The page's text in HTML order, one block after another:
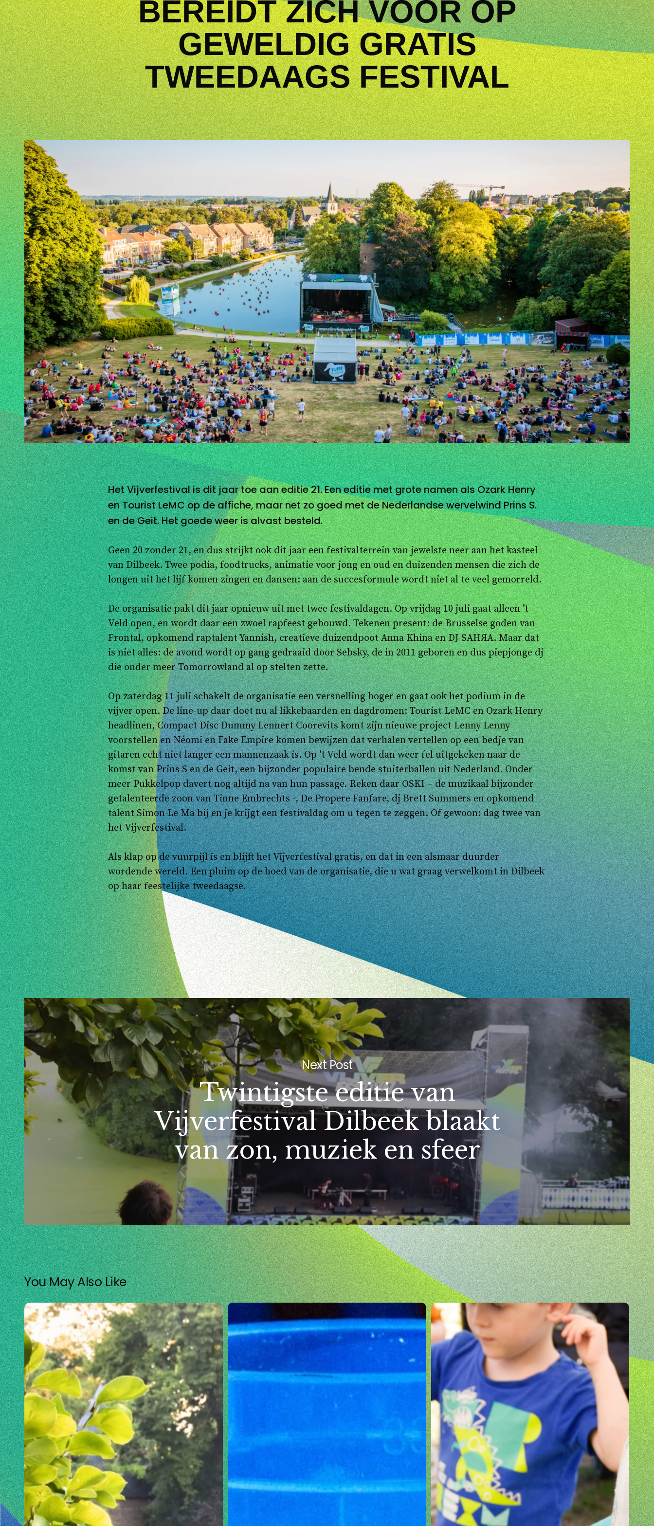
BEREIDT ZICH VOOR OP
GEWELDIG GRATIS
TWEEDAAGS FESTIVAL
Het Vijverfestival is dit jaar toe aan editie 21. Een editie met grote namen als Ozark Henry
en Tourist LeMC op de affiche, maar net zo goed met de Nederlandse wervelwind Prins S.
en de Geit. Het goede weer is alvast besteld.
Geen 20 zonder 21, en dus strijkt ook dit jaar een festivalterrein van jewelste neer aan het kasteel
van Dilbeek. Twee podia, foodtrucks, animatie voor jong en oud en duizenden mensen die zich de
longen uit het lijf komen zingen en dansen: aan de succesformule wordt niet al te veel gemorreld.
De organisatie pakt dit jaar opnieuw uit met twee festivaldagen. Op vrijdag 10 juli gaat alleen ’t
Veld open, en wordt daar een zwoel rapfeest gebouwd. Tekenen present: de Brusselse goden van
Frontal, opkomend raptalent Yannish, creatieve duizendpoot Anna Khina en DJ SAHЯA. Maar dat
is niet alles: de avond wordt op gang gedraaid door Sebsky, de in 2011 geboren en dus piepjonge dj
die onder meer Tomorrowland al op stelten zette.
Op zaterdag 11 juli schakelt de organisatie een versnelling hoger en gaat ook het podium in de
vijver open. De line-up daar doet nu al likkebaarden en dagdromen: Tourist LeMC en Ozark Henry
headlinen, Compact Disc Dummy Lennert Coorevits komt zijn nieuwe project Lenny Lenny
voorstellen en Néomi en Fake Empire komen bewijzen dat verhalen vertellen op een bedje van
gitaren echt niet langer een mannenzaak is. Op ’t Veld wordt dan weer fel uitgekeken naar de
komst van Prins S en de Geit, een bijzonder populaire bende stuiterballen uit Nederland. Onder
meer Pukkelpop davert nog altijd na van hun passage. Reken daar OSKI – de muzikaal bijzonder
getalenteerde zoon van Tinne Embrechts -, De Propere Fanfare, dj Brett Summers en opkomend
talent Simon Le Ma bij en je krijgt een festivaldag om u tegen te zeggen. Of gewoon: dag twee van
het Vijverfestival.
Als klap op de vuurpijl is en blijft het Vijverfestival gratis, en dat in een alsmaar duurder
wordende wereld. Een pluim op de hoed van de organisatie, die u wat graag verwelkomt in Dilbeek
op haar feestelijke tweedaagse.
Next Post
Twintigste editie van
Vijverfestival Dilbeek blaakt
van zon, muziek en sfeer
You May Also Like